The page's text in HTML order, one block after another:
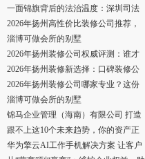
虽在场却未能制
一面锦旗背后的法治温度：深圳司法
公正诠释“以人
2026年扬州高性价比装修公司推荐，
精挑细选不踩坑
淄博可做会所的别墅
2026年扬州装修公司权威评测：谁才
是真正的口碑王？
2026年扬州装修新选择：口碑装修公
司全解析
2026年扬州装修公司哪家专业？这份
筛选指南帮避坑
淄博可做会所的别墅
锦马企业管理（海南）有限公司 打造
城市商业地产品
跟不上这10个未来趋势，你的资产正
在贬值！——2
华为擎云AI工作手机解决方案 让客户